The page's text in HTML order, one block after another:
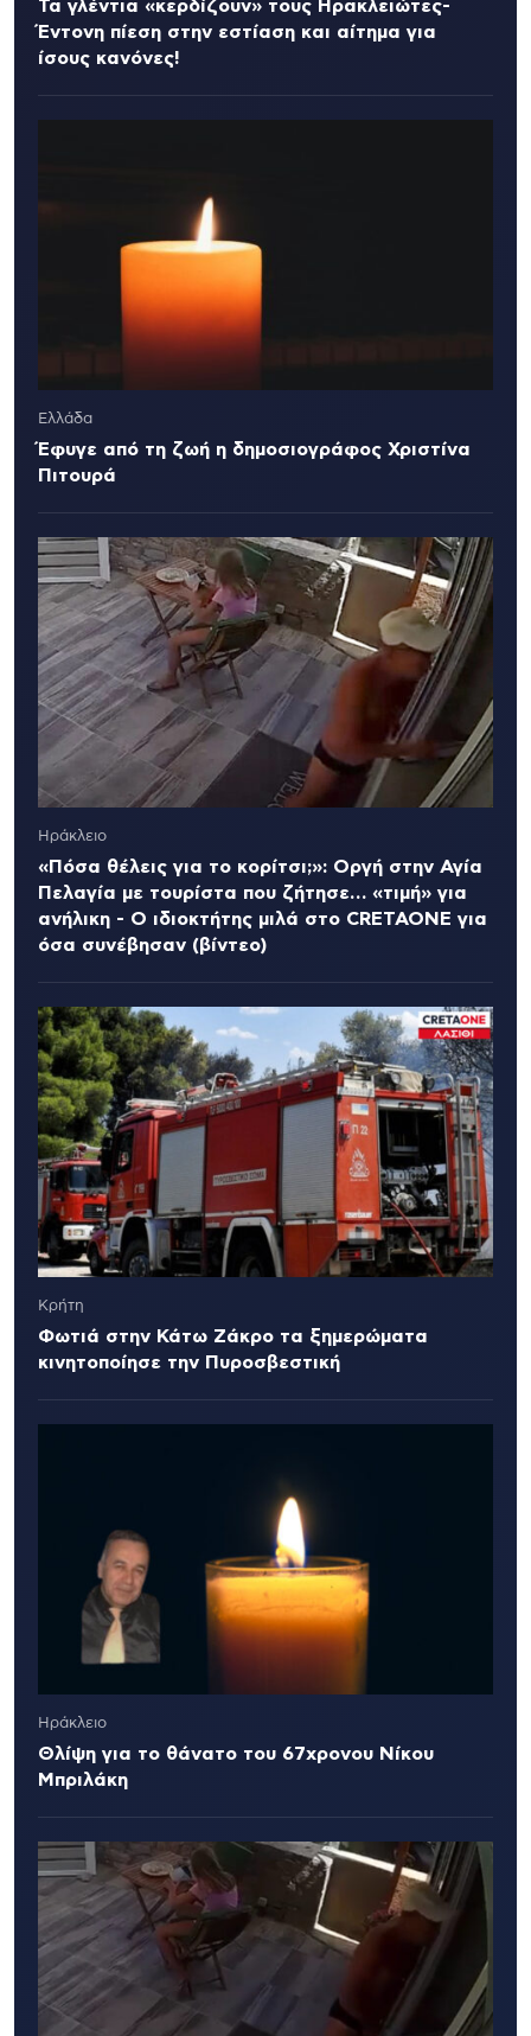
Τα γλέντια «κερδίζουν» τους Ηρακλειώτες-
Έντονη πίεση στην εστίαση και αίτημα για
ίσους κανόνες!
Ελλάδα
Έφυγε από τη ζωή η δημοσιογράφος Χριστίνα
Πιτουρά
Ηράκλειο
«Πόσα θέλεις για το κορίτσι;»: Οργή στην Αγία
Πελαγία με τουρίστα που ζήτησε… «τιμή» για
ανήλικη - Ο ιδιοκτήτης μιλά στο CRETAONE για
όσα συνέβησαν (βίντεο)
Κρήτη
Φωτιά στην Κάτω Ζάκρο τα ξημερώματα
κινητοποίησε την Πυροσβεστική
Ηράκλειο
Θλίψη για το θάνατο του 67χρονου Νίκου
Μπριλάκη